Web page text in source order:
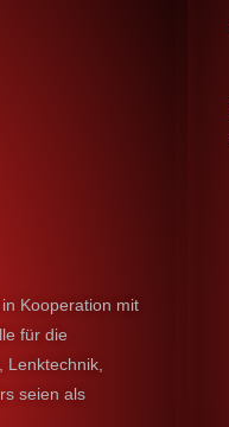
Kooperation mit
für die
seien als